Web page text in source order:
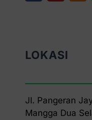
LOKASI
Jl. Pangeran
Mangga Dua